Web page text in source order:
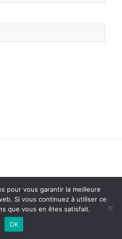
pour vous garantir la meilleure
Si vous continuez à utiliser ce
que vous en êtes satisfait.
OK